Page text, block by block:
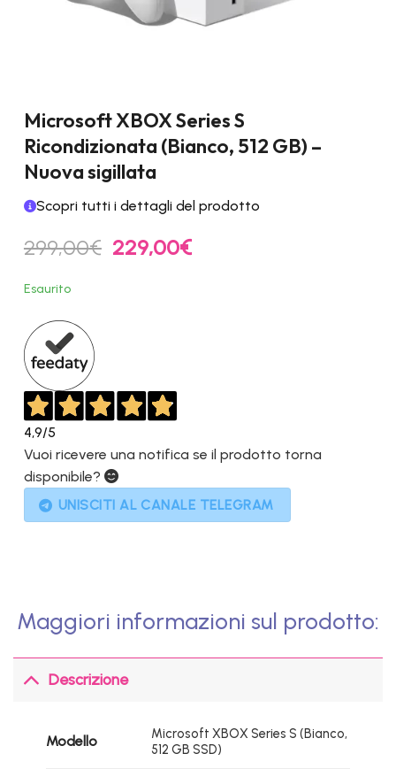
Microsoft XBOX Series S
Ricondizionata (Bianco, 512 GB) –
Nuova sigillata
Scopri tutti i dettagli del prodotto
299,00€ Il
prezzo
229,00€Il
Esaurito
4,9/5
Vuoi ricevere una notifica se il prodotto torna
disponibile?
UNISCITI AL CANALE TELEGRAM
Maggiori informazioni sul prodotto:
Descrizione
Modello
Microsoft XBOX Series S (Bianco,
512 GB SSD)